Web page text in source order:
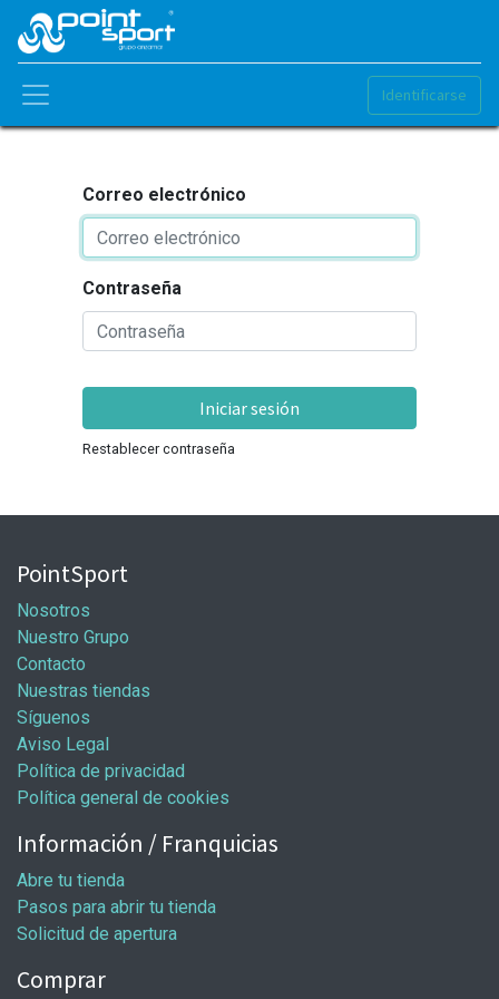
Identificarse
Correo electrónico
Contraseña
Iniciar sesión
Restablecer contraseña
PointSport
Nosotros
Nuestro Grupo
Contacto
Nuestras tiendas
Síguenos
Aviso Legal
Política de privacidad
Política general de cookies
Información / Franquicias
Abre tu tienda
Pasos para abrir tu tienda
Solicitud de apertura
Comprar